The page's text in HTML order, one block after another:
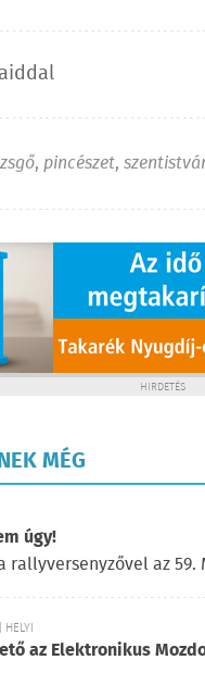
, pincészet,
HIRDETÉS
MÉG
úgy!
rallyversenyzővel az
az Elektronikus